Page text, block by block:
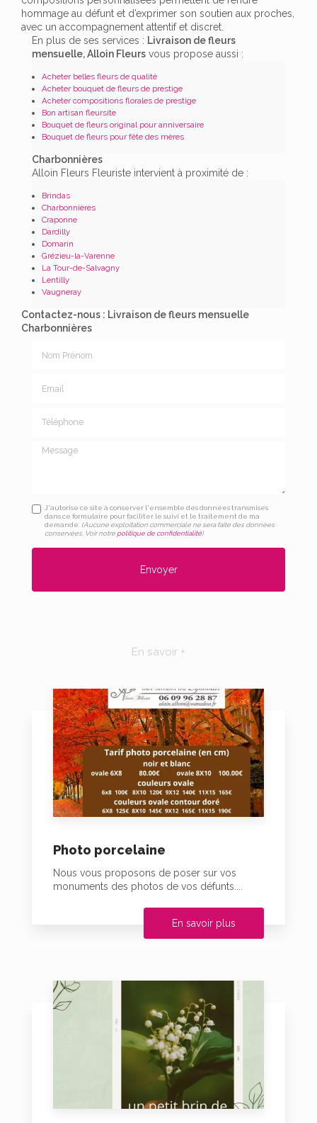
hommage au défunt et d’exprimer son soutien aux proches,
avec un accompagnement attentif et discret.
En plus de ses services : Livraison de fleurs
mensuelle, Alloin Fleurs vous propose aussi :
Acheter belles fleurs de qualité
Acheter bouquet de fleurs de prestige
Acheter compositions florales de prestige
Bon artisan fleursite
Bouquet de fleurs original pour anniversaire
Bouquet de fleurs pour fête des mères
Charbonnières
Alloin Fleurs Fleuriste intervient à proximité de :
Brindas
Charbonnières
Craponne
Dardilly
Domarin
Grézieu-la-Varenne
La Tour-de-Salvagny
Lentilly
Vaugneray
Contactez-nous : Livraison de fleurs mensuelle
Charbonnières
Message
J'autorise ce site à conserver l'ensemble des données transmises
dans ce formulaire pour faciliter le suivi et le traitement de ma
demande. (Aucune exploitation commerciale ne sera faite des données
conservées. Voir notre politique de confidentialité)
En savoir +
Photo porcelaine
Nous vous proposons de poser sur vos
monuments des photos de vos défunts....
En savoir plus